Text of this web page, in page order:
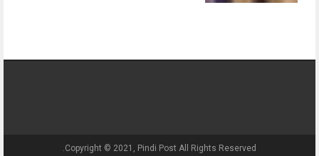
Copyright © 2021, Pindi Post All Rights Reserved.